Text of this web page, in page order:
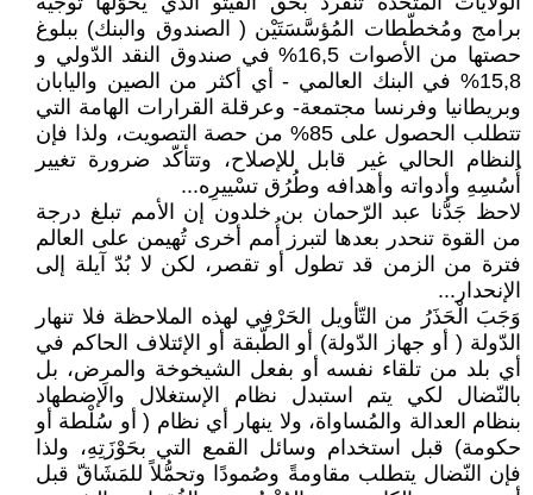
برامج ومُخطّطات المُؤسَّسَتَيْن ( الصندوق والبنك) ببلوغ
حصتها من الأصوات 16,5% في صندوق النقد الدّولي و
15,8% في البنك العالمي - أي أكثر من الصين واليابان
وبريطانيا وفرنسا مجتمعة- وعرقلة القرارات الهامة التي
تتطلب الحصول على 85% من حصة التصويت، ولذا فإن
النظام الحالي غير قابل للإصلاح، وتتأكّد ضرورة تغيير
أُسُسِهِ وأدواته وأهدافه وطُرُق تسْييرِه...
لاحظ جَدُّنا عبد الرّحمان بن خلدون إن الأمم تبلغ درجة
من القوة تنحدر بعدها لتبرز أُمم أخرى تُهيمن على العالم
فترة من الزمن قد تطول أو تقصر، لكن لا بُدّ آيلة إلى
الإنحدار...
وَجَبَ الْحَذَرُ من التّأويل الحَرْفِي لهذه الملاحظة فلا تنهار
الدّولة ( أو جهاز الدّولة) أو الطّبقة أو الإئتلاف الحاكم في
أي بلد من تلقاء نفسه أو بفعل الشيخوخة والمرض، بل
بالنّضال لكي يتم استبدل نظام الإستغلال والَإضطهاد
بنظام العدالة والمُساواة، ولا ينهار أي نظام ( أو سُلْطة أو
حكومة) قبل استخدام وسائل القمع التي بحَوْزَتِهِ، ولذا
فإن النّضال يتطلب مقاومةً وصُمودًا وتحمُّلاً للمَشَاقّ قبل